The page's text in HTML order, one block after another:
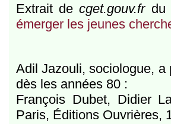
Extrait decget.gouv.frdu
émerger les jeunes
Adil Jazouli, sociologue,
dès les années 80 :
François Dubet, Didier
Paris, Éditions Ouvrières,